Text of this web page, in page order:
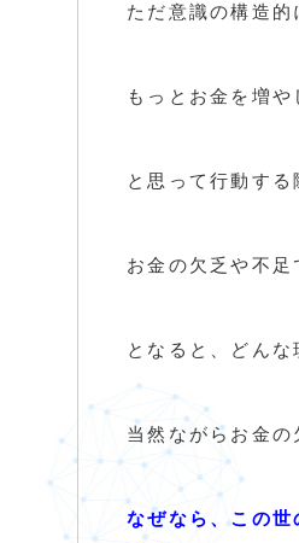
ただ意識の構造的
もっとお金を増や
と思って行動す
お金の欠乏や不足
となると、どんな
当然ながらお金の
なぜなら、この